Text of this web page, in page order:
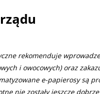
rekomenduje
i owocowych) oraz
e-papierosy są
nie zostały jeszcze